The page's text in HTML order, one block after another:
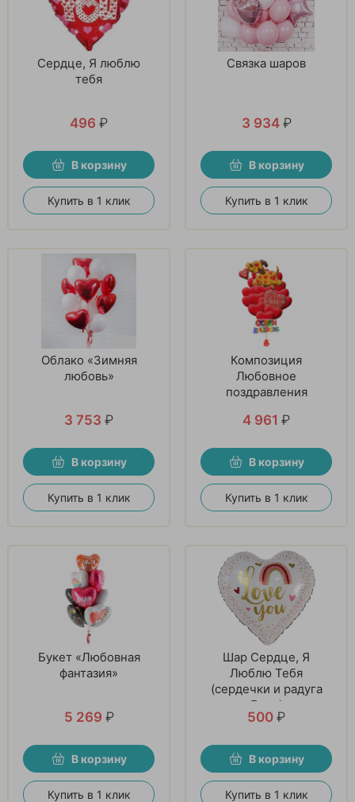
Сердце, Я люблю
тебя
496 ₽
В корзину
Купить в 1 клик
Связка шаров
3 934 ₽
В корзину
Купить в 1 клик
Облако «Зимняя
любовь»
3 753 ₽
В корзину
Купить в 1 клик
Композиция
Любовное
поздравления
4 961 ₽
В корзину
Купить в 1 клик
Букет «Любовная
фантазия»
5 269 ₽
В корзину
Купить в 1 клик
Шар Сердце, Я
Люблю Тебя
(сердечки и радуга
Бохо)
500 ₽
В корзину
Купить в 1 клик